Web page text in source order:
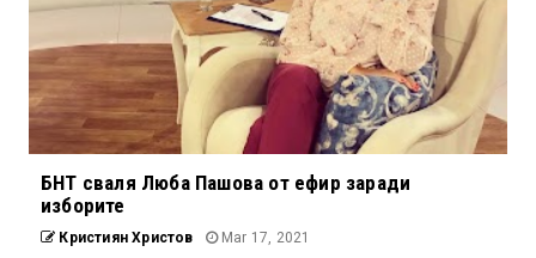
БНТ сваля Люба Пашова от ефир заради
изборите
Кристиян Христов Mar 17, 2021